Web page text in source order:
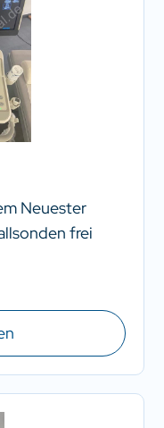
Neuester
frei